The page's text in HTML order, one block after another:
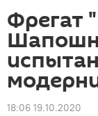
Фрегат
18:06 19.10.2020